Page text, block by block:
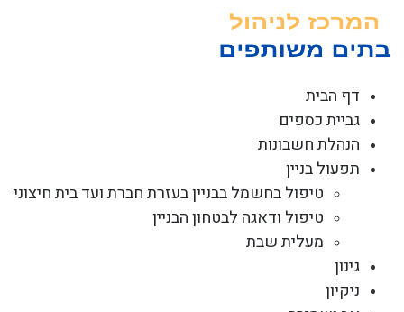
דף הבית
גביית כספים
הנהלת חשבונות
תפעול בניין
טיפול בחשמל בבניין בעזרת חברת ועד בית חיצוני
טיפול ודאגה לבטחון הבניין
מעלית שבת
גינון
ניקיון